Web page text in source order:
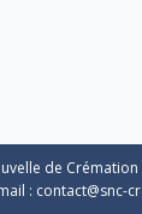
de Crémation
: contact@snc-